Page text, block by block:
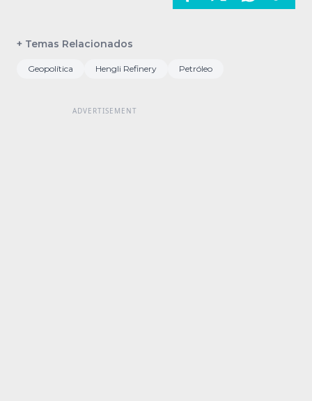
+ Temas Relacionados
Geopolítica Hengli Refinery Petróleo